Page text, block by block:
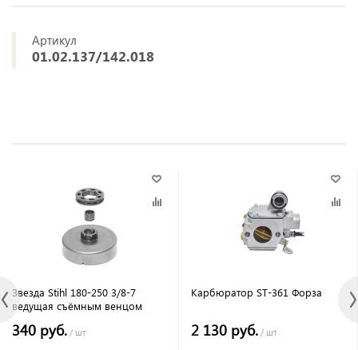
Артикул
01.02.137/142.018
Звезда Stihl 180-250 3/8-7
ведущая cъёмным венцом
340 руб. / шт
Карбюратор ST-361 Форза
2 130 руб. / шт